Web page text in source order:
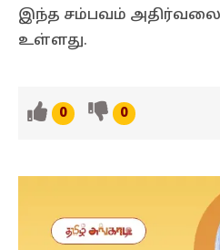
இந்த சம்பவம்
உள்ளது.
0 0